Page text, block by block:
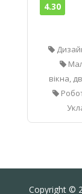
4.30
вікна,
Copyright ©